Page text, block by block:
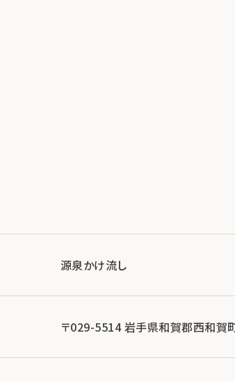
源泉かけ流し
〒029-5514 岩手県和賀郡西和賀町